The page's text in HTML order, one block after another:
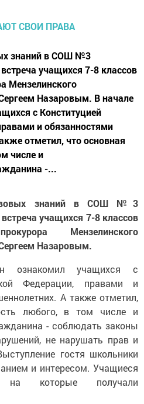
знаний в СОШ №3
учащихся 7-8 классов
Мензелинского
Назаровым. В начале
с Конституцией
и обязанностями
отметил, что основная
числе и
-...
знаний в СОШ №3
учащихся 7-8 классов
Мензелинского
Назаровым.
ознакомил учащихся с
Федерации, правами и
А также отметил,
любого, в том числе и
- соблюдать законы
не нарушать прав и
гостя школьники
и интересом. Учащиеся
на которые получали